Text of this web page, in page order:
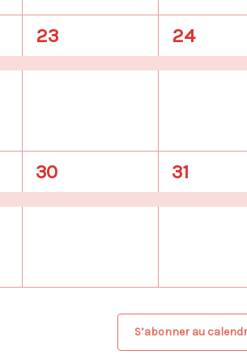
1
évènement,
23
1
24
1
évènement,
30
1
31
S’abonner au